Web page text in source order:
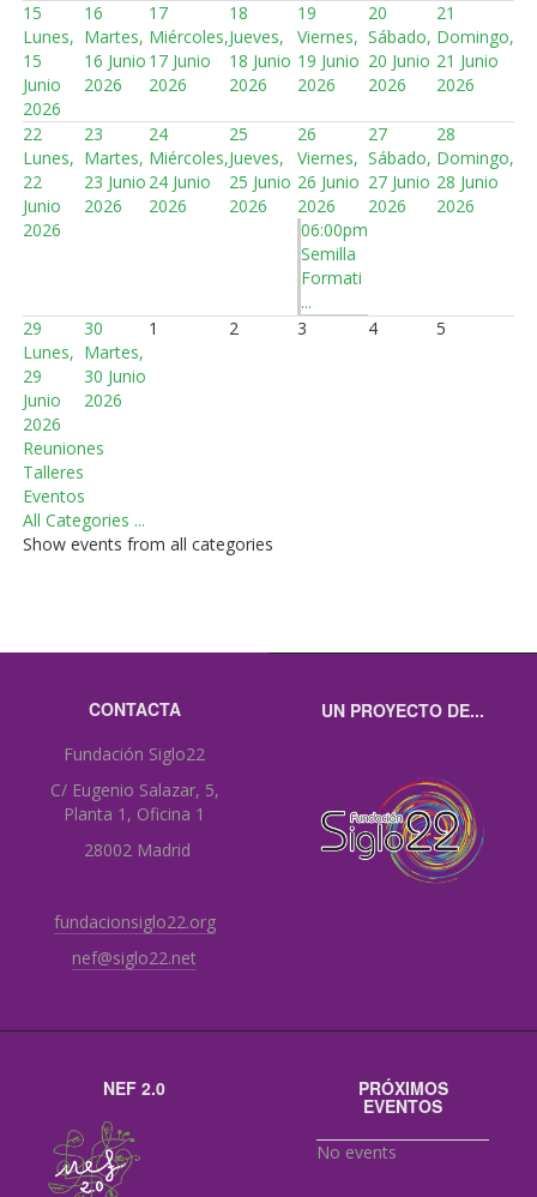
15
Lunes,
15
Junio
2026
16
Martes,
16 Junio
2026
17
Miércoles,
17 Junio
2026
18
Jueves,
18 Junio
2026
19
Viernes,
19 Junio
2026
20
Sábado,
20 Junio
2026
21
Domingo,
21 Junio
2026
22
Lunes,
22
Junio
2026
23
Martes,
23 Junio
2026
24
Miércoles,
24 Junio
2026
25
Jueves,
25 Junio
2026
26
Viernes,
26 Junio
2026
06:00pm
Semilla
Formati
...
27
Sábado,
27 Junio
2026
28
Domingo,
28 Junio
2026
29
Lunes,
29
Junio
2026
30
Martes,
30 Junio
2026
1 2 3 4 5
Reuniones
Talleres
Eventos
All Categories ...
Show events from all categories
CONTACTA
Fundación Siglo22
C/ Eugenio Salazar, 5,
Planta 1, Oficina 1
28002 Madrid
fundacionsiglo22.org
nef@siglo22.net
UN PROYECTO DE...
NEF 2.0 PRÓXIMOS
EVENTOS
No events